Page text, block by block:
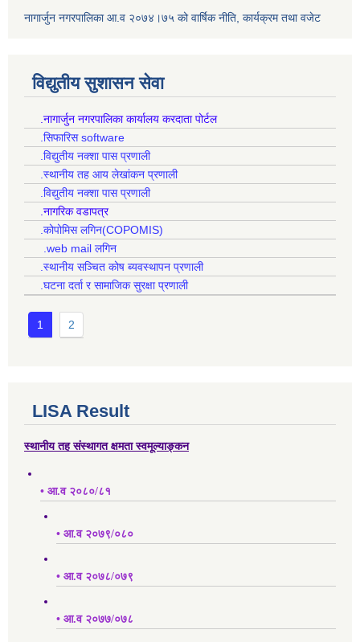
नागार्जुन नगरपालिका आ.व २०७४।७५ को वार्षिक नीति, कार्यक्रम तथा वजेट
विद्युतीय सुशासन सेवा
.नागार्जुन नगरपालिका कार्यालय करदाता पोर्टल
.सिफारिस software
.विद्युतीय नक्शा पास प्रणाली
.स्थानीय तह आय लेखांकन प्रणाली
.विद्युतीय नक्शा पास प्रणाली
.नागरिक वडापत्र
.कोपोमिस लगिन(COPOMIS)
.web mail लगिन
.स्थानीय सञ्चित कोष ब्यवस्थापन प्रणाली
.घटना दर्ता र सामाजिक सुरक्षा प्रणाली
1 2
LISA Result
स्थानीय तह संस्थागत क्षमता स्वमूल्याङ्कन
• आ.व २०८०/८१
• आ.व २०७९/०८०
• आ.व २०७८/०७९
• आ.व २०७७/०७८